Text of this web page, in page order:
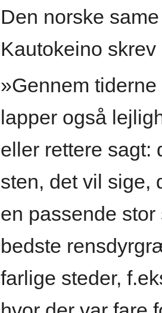
Den norske
Kautokeino
»Gennem
lapper også
eller rettere sagt:
sten, det vil sige,
en passende
bedste
farlige steder,